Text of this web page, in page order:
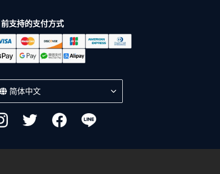
支持的支付方式
简体中文